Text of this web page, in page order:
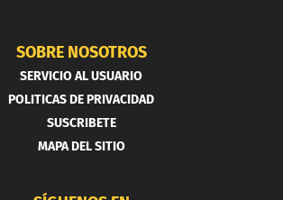
SOBRE NOSOTROS
SERVICIO AL USUARIO
POLITICAS DE PRIVACIDAD
SUSCRIBETE
MAPA DEL SITIO